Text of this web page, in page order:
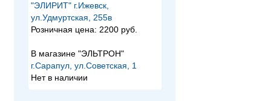
"ЭЛИРИТ" г.Ижевск,
ул.Удмуртская, 255в
Розничная цена: 2200 руб.
В магазине "ЭЛЬТРОН"
г.Сарапул, ул.Советская, 1
Нет в наличии